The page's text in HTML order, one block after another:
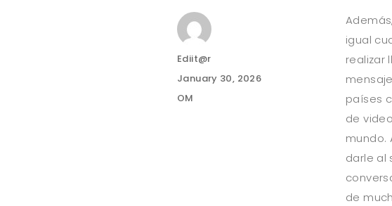
igual
realizar
países
de
mundo.
darle al
de
Author
Ediit@r
Posted
on
January 30, 2026
Categories
OM